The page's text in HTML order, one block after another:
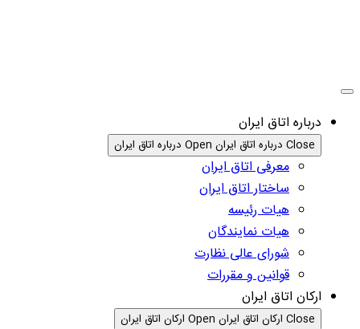
درباره اتاق ایران
Close درباره اتاق ایران Open درباره اتاق ایران
معرفی اتاق ایران
ساختار اتاق ایران
هیات رئیسه
هیات نمایندگان
شورای عالی نظارت
قوانین و مقررات
ارکان اتاق ایران
Close ارکان اتاق ایران Open ارکان اتاق ایران